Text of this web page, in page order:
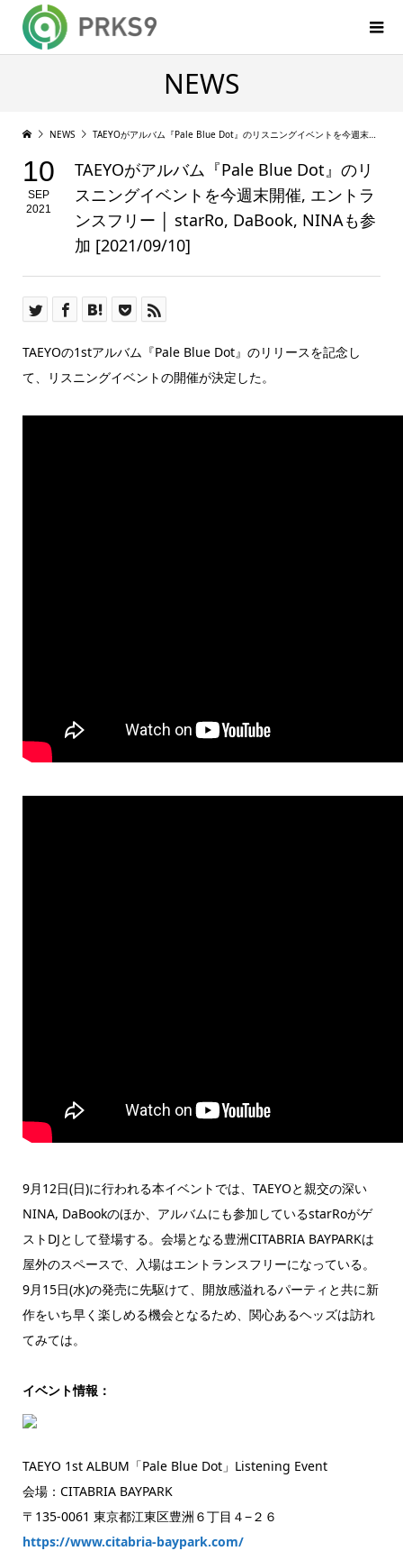
NEWS
NEWS TAEYOがアルバム『Pale Blue Dot』のリスニングイベントを今週末開催, エントランスフリー │ starRo, DaBook, NINAも参加 [2021/09/10]
10
SEP
2021
TAEYOがアルバム『Pale Blue Dot』のリ
スニングイベントを今週末開催, エントラ
ンスフリー │ starRo, DaBook, NINAも参
加 [2021/09/10]
TAEYOの1stアルバム『Pale Blue Dot』のリリースを記念し
て、リスニングイベントの開催が決定した。
9月12日(日)に行われる本イベントでは、TAEYOと親交の深い
NINA, DaBookのほか、アルバムにも参加しているstarRoがゲ
ストDJとして登場する。会場となる豊洲CITABRIA BAYPARKは
屋外のスペースで、入場はエントランスフリーになっている。
9月15日(水)の発売に先駆けて、開放感溢れるパーティと共に新
作をいち早く楽しめる機会となるため、関心あるヘッズは訪れ
てみては。
イベント情報：
TAEYO 1st ALBUM「Pale Blue Dot」Listening Event
会場：CITABRIA BAYPARK
〒135-0061 東京都江東区豊洲６丁目４−２６
https://www.citabria-baypark.com/